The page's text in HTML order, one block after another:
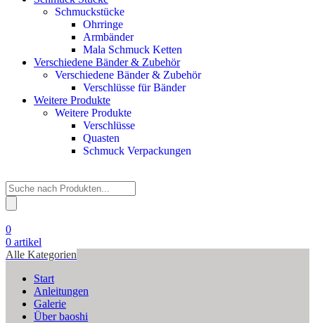
Schmuckstücke
Ohrringe
Armbänder
Mala Schmuck Ketten
Verschiedene Bänder & Zubehör
Verschiedene Bänder & Zubehör
Verschlüsse für Bänder
Weitere Produkte
Weitere Produkte
Verschlüsse
Quasten
Schmuck Verpackungen
Products
search
0
0 artikel
Alle Kategorien
Start
Anleitungen
Galerie
Über baoshi